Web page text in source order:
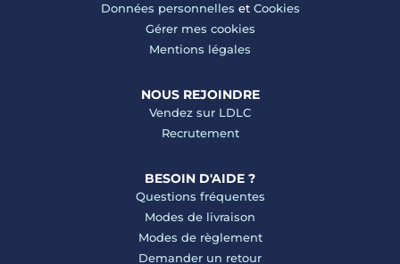
Données personnelles et Cookies
Gérer mes cookies
Mentions légales
NOUS REJOINDRE
Vendez sur LDLC
Recrutement
BESOIN D'AIDE ?
Questions fréquentes
Modes de livraison
Modes de règlement
Demander un retour